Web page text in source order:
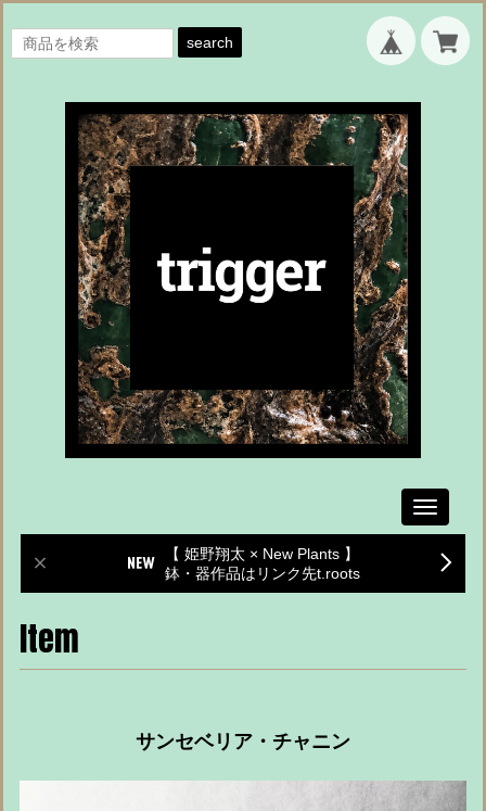
search
Toggle
【 姫野翔太 × New Plants 】
鉢・器作品はリンク先t.roots
Item
サンセベリア・チャニン